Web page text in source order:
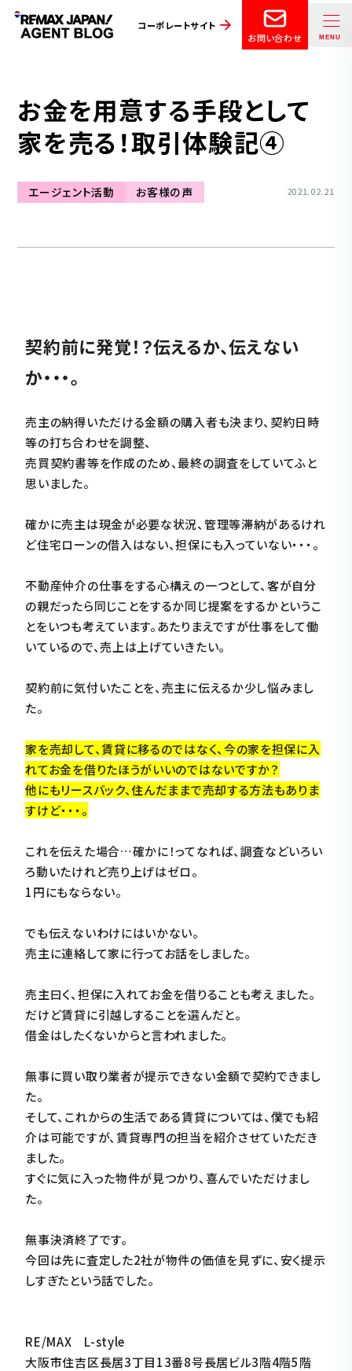
コーポレートサイト
お問い合わせ
お金を用意する手段として
家を売る！取引体験記④
エージェント活動 お客様の声 2021.02.21
契約前に発覚！？伝えるか、伝えない
か・・・。
売主の納得いただける金額の購入者も決まり、契約日時
等の打ち合わせを調整、
売買契約書等を作成のため、最終の調査をしていてふと
思いました。
確かに売主は現金が必要な状況、管理等滞納があるけれ
ど住宅ローンの借入はない、担保にも入っていない・・・。
不動産仲介の仕事をする心構えの一つとして、客が自分
の親だったら同じことをするか同じ提案をするかというこ
とをいつも考えています。あたりまえですが仕事をして働
いているので、売上は上げていきたい。
契約前に気付いたことを、売主に伝えるか少し悩みまし
た。
家を売却して、賃貸に移るのではなく、今の家を担保に入
れてお金を借りたほうがいいのではないですか？
他にもリースバック、住んだままで売却する方法もありま
すけど・・・。
これを伝えた場合…確かに！ってなれば、調査などいろい
ろ動いたけれど売り上げはゼロ。
1円にもならない。
でも伝えないわけにはいかない。
売主に連絡して家に行ってお話をしました。
売主曰く、担保に入れてお金を借りることも考えました。
だけど賃貸に引越しすることを選んだと。
借金はしたくないからと言われました。
無事に買い取り業者が提示できない金額で契約できまし
た。
そして、これからの生活である賃貸については、僕でも紹
介は可能ですが、賃貸専門の担当を紹介させていただき
ました。
すぐに気に入った物件が見つかり、喜んでいただけまし
た。
無事決済終了です。
今回は先に査定した2社が物件の価値を見ずに、安く提示
しすぎたという話でした。
RE/MAX L-style
大阪市住吉区長居3丁目13番8号長居ビル3階4階5階